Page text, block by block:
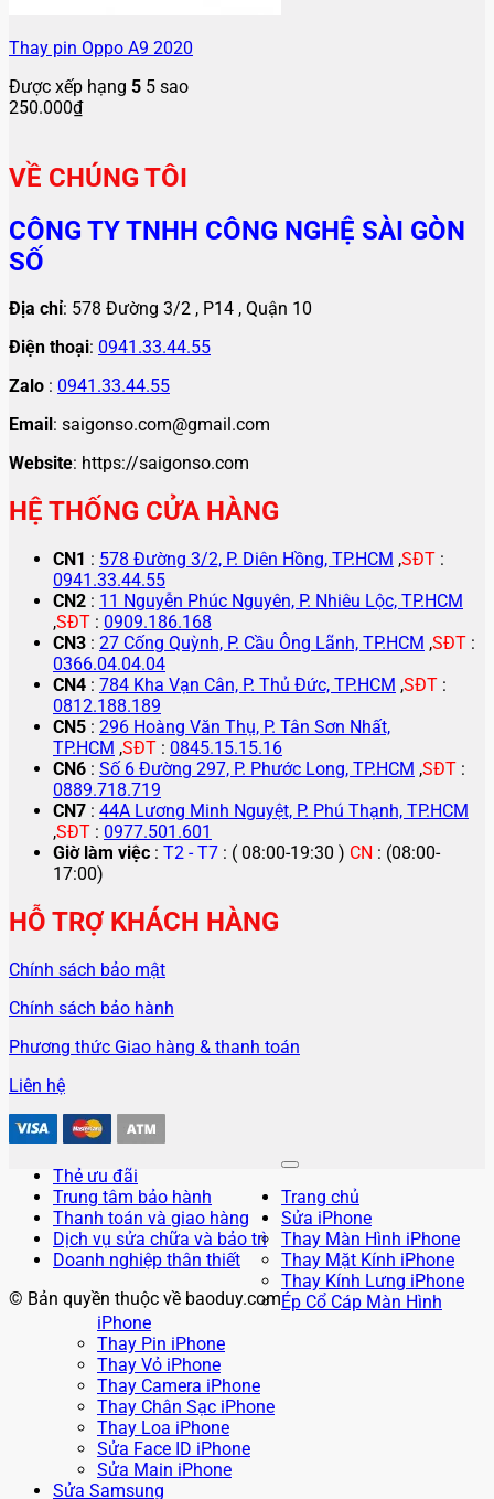
Thay pin Oppo A9 2020
Được xếp hạng 5 5 sao
250.000₫
VỀ CHÚNG TÔI
CÔNG TY TNHH CÔNG NGHỆ SÀI GÒN
SỐ
Địa chỉ: 578 Đường 3/2 , P14 , Quận 10
Điện thoại: 0941.33.44.55
Zalo : 0941.33.44.55
Email : saigonso.com@gmail.com
Website: https://saigonso.com
HỆ THỐNG CỬA HÀNG
CN1 : 578 Đường 3/2, P. Diên Hồng, TP.HCM ,SĐT :
0941.33.44.55
CN2 : 11 Nguyễn Phúc Nguyên, P. Nhiêu Lộc, TP.HCM
,SĐT : 0909.186.168
CN3 : 27 Cống Quỳnh, P. Cầu Ông Lãnh, TP.HCM ,SĐT :
0366.04.04.04
CN4 : 784 Kha Vạn Cân, P. Thủ Đức, TP.HCM ,SĐT :
0812.188.189
CN5 : 296 Hoàng Văn Thụ, P. Tân Sơn Nhất,
TP.HCM ,SĐT : 0845.15.15.16
CN6 : Số 6 Đường 297, P. Phước Long, TP.HCM ,SĐT :
0889.718.719
CN7 : 44A Lương Minh Nguyệt, P. Phú Thạnh, TP.HCM
,SĐT : 0977.501.601
Giờ làm việc : T2 - T7 : ( 08:00-19:30 ) CN : (08:00-
17:00)
HỖ TRỢ KHÁCH HÀNG
Chính sách bảo mật
Chính sách bảo hành
Phương thức Giao hàng & thanh toán
Liên hệ
Thẻ ưu đãi
Trung tâm bảo hành
Thanh toán và giao hàng
Dịch vụ sửa chữa và bảo trì
Doanh nghiệp thân thiết
© Bản quyền thuộc về baoduy.com
Trang chủ
Sửa iPhone
Thay Màn Hình iPhone
Thay Mặt Kính iPhone
Thay Kính Lưng iPhone
Ép Cổ Cáp Màn Hình
iPhone
Thay Pin iPhone
Thay Vỏ iPhone
Thay Camera iPhone
Thay Chân Sạc iPhone
Thay Loa iPhone
Sửa Face ID iPhone
Sửa Main iPhone
Sửa Samsung